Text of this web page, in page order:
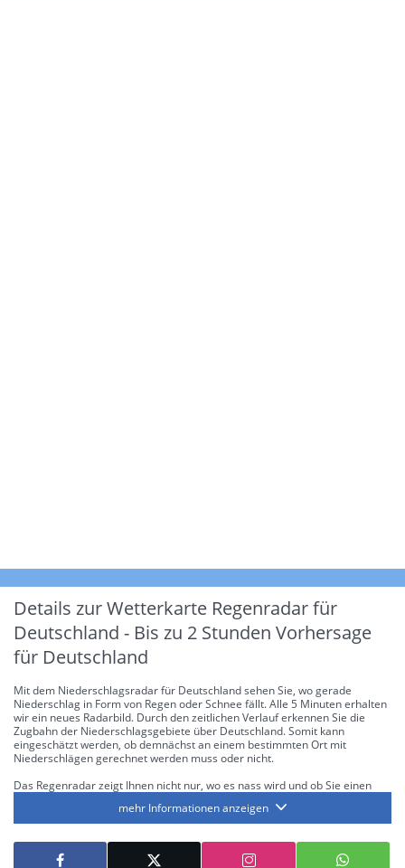
Details zur Wetterkarte Regenradar für
Deutschland - Bis zu 2 Stunden Vorhersage
für Deutschland
Mit dem Niederschlagsradar für Deutschland sehen Sie, wo gerade
Niederschlag in Form von Regen oder Schnee fällt. Alle 5 Minuten erhalten
wir ein neues Radarbild. Durch den zeitlichen Verlauf erkennen Sie die
Zugbahn der Niederschlagsgebiete über Deutschland. Somit kann
eingeschätzt werden, ob demnächst an einem bestimmten Ort mit
Niederschlägen gerechnet werden muss oder nicht.
Das Regenradar zeigt Ihnen nicht nur, wo es nass wird und ob Sie einen
die Niederschlagsintensität. Diese bezieht sich laut offiziellen Richtlinien
jeweils auf die Niederschlagsmenge in l/m² pro Stunde Regen- bzw.
Schneefall. Die 6 Stufen sind wie folgt gegliedert: Die hellen Blautöne
symbolisieren leichte bis mäßige Regen- bzw. Schneefälle mit einer
mehr Informationen anzeigen